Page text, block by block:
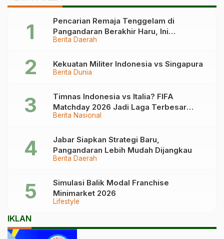
Berita Daerah
Pencarian Remaja Tenggelam di
Pangandaran Berakhir Haru, Ini
Kronologinya
Berita Dunia
Kekuatan Militer Indonesia vs Singapura
Berita Nasional
Timnas Indonesia vs Italia? FIFA
Matchday 2026 Jadi Laga Terbesar
Garuda!
Berita Daerah
Jabar Siapkan Strategi Baru,
Pangandaran Lebih Mudah Dijangkau
Lifestyle
Simulasi Balik Modal Franchise
Minimarket 2026
IKLAN